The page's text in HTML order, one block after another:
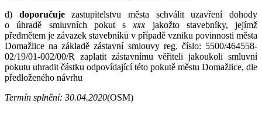
d) doporučujezastupitelstvu města schválit uzavření dohody
o úhradě smluvních pokut sxxx jakožto stavebníky, jejímž
předmětem je závazek stavebníků v případě vzniku povinnosti města
Domažlice na základě zástavní smlouvy reg. číslo: 5500/464558-
02/19/01-002/00/R zaplatit zástavnímu věřiteli jakoukoli smluvní
pokutu uhradit částku odpovídající této pokutě městu Domažlice, dle
předloženého návrhu
Termín splnění: 30.04.2020(OSM)